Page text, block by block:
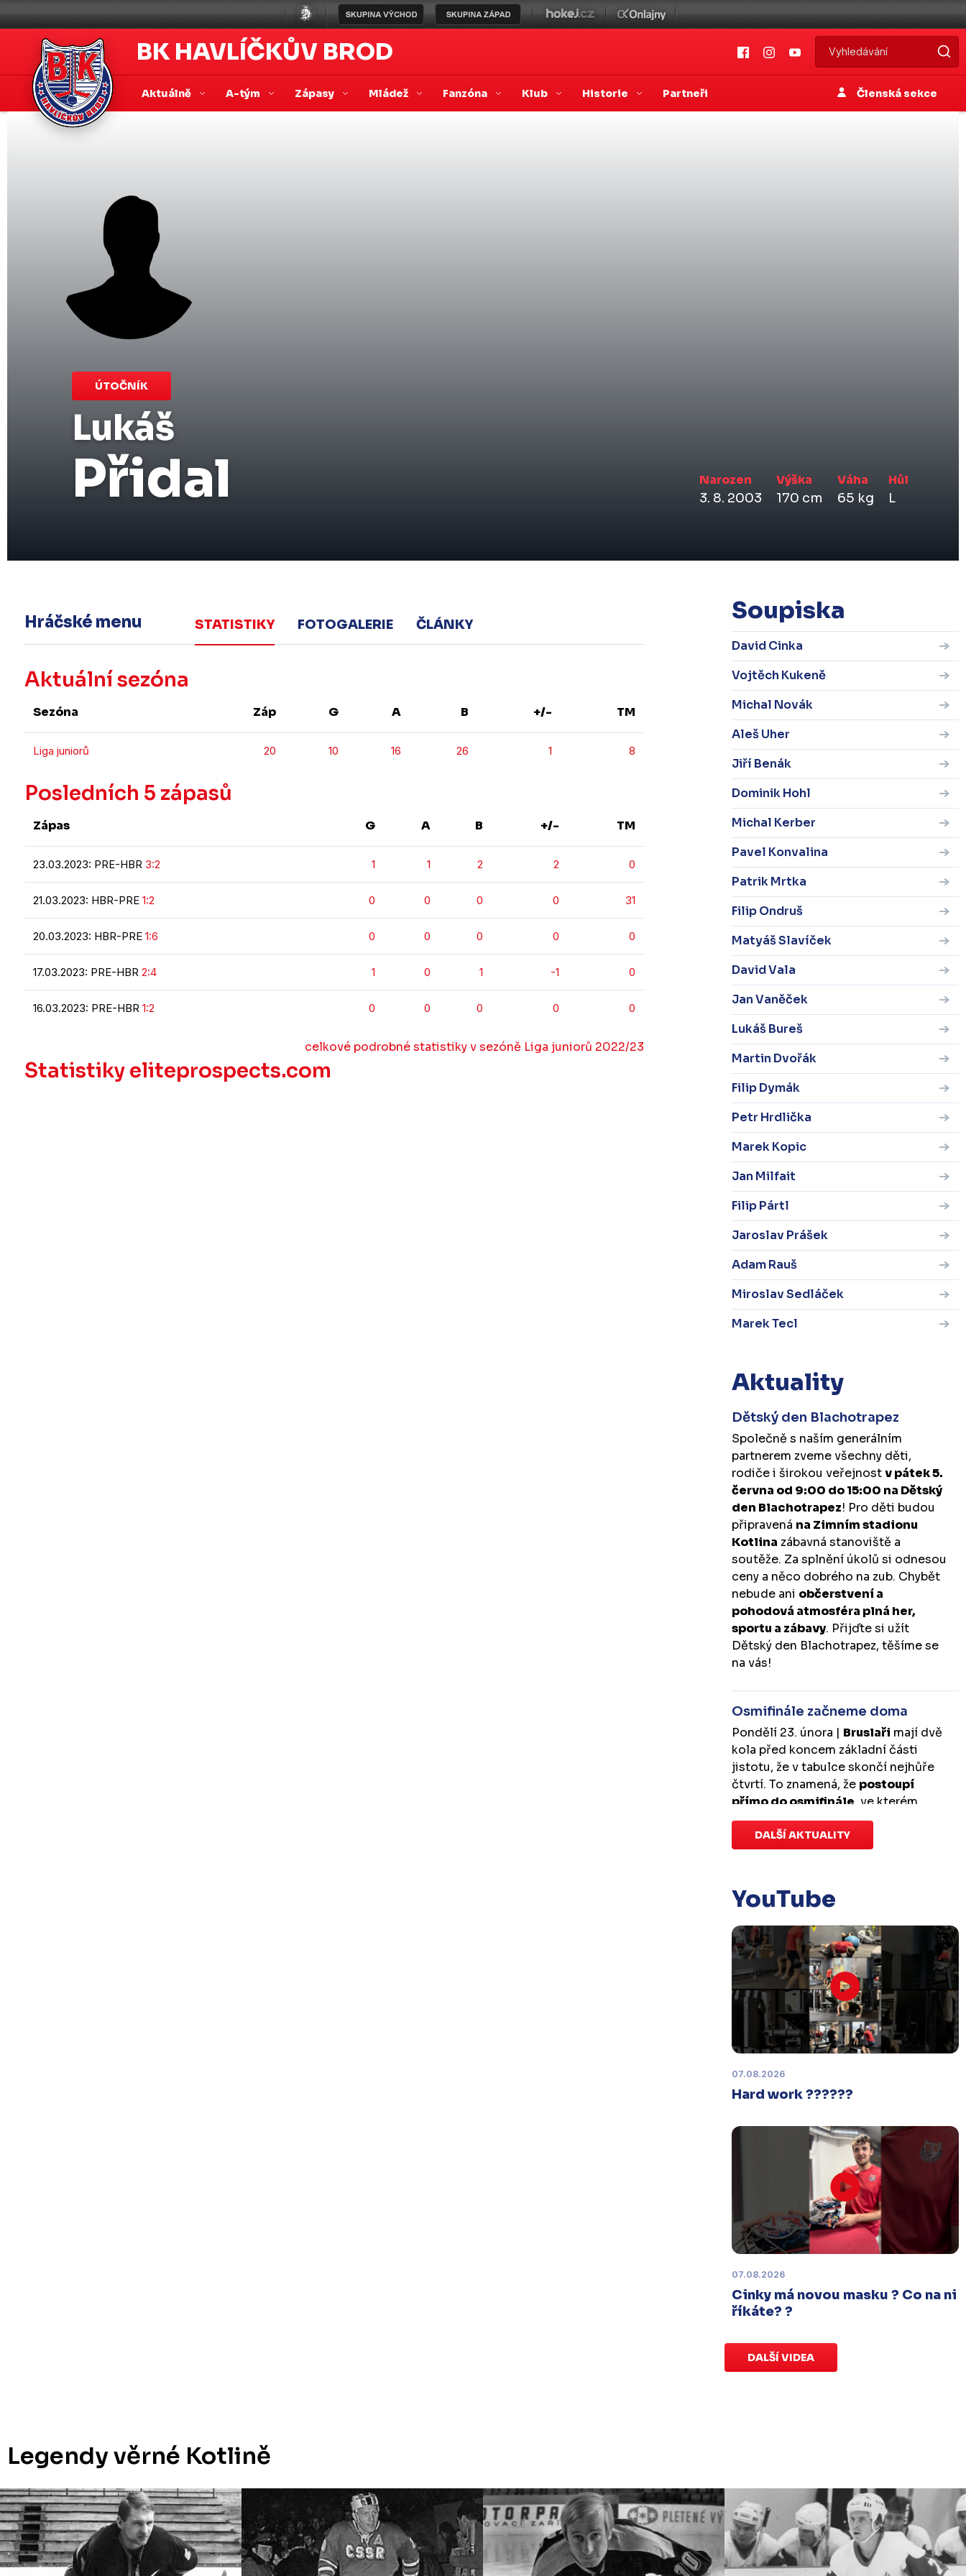
BK HAVLÍČKŮV BROD
Aktuálně A-tým Zápasy Mládež Fanzóna Klub Historie Partneři Členská sekce
ÚTOČNÍK
Lukáš
Přidal Narozen
3. 8. 2003
Výška
170 cm
Váha
65 kg
Hůl
L
Hráčské menu STATISTIKY FOTOGALERIE ČLÁNKY
Aktuální sezóna
Sezóna Záp G A B +/- TM
Liga juniorů 20 10 16 26 1 8
Posledních 5 zápasů
Zápas G A B +/- TM
23.03.2023: PRE-HBR 3:2 1 1 2 2 0
21.03.2023: HBR-PRE 1:2 0 0 0 0 31
20.03.2023: HBR-PRE 1:6 0 0 0 0 0
17.03.2023: PRE-HBR 2:4 1 0 1 -1 0
16.03.2023: PRE-HBR 1:2 0 0 0 0 0
celkové podrobné statistiky v sezóně Liga juniorů 2022/23
Statistiky eliteprospects.com
Soupiska
David Cinka
Vojtěch Kukeně
Michal Novák
Aleš Uher
Jiří Benák
Dominik Hohl
Michal Kerber
Pavel Konvalina
Patrik Mrtka
Filip Ondruš
Matyáš Slavíček
David Vala
Jan Vaněček
Lukáš Bureš
Martin Dvořák
Filip Dymák
Petr Hrdlička
Marek Kopic
Jan Milfait
Filip Pártl
Jaroslav Prášek
Adam Rauš
Miroslav Sedláček
Marek Tecl
Aktuality
Dětský den Blachotrapez
Společně s naším generálním
partnerem zveme všechny děti,
rodiče i širokou veřejnostv pátek 5.
června od 9:00 do 15:00 na Dětský
den Blachotrapez! Pro děti budou
připravená na Zimním stadionu
Kotlina zábavná stanoviště a
soutěže. Za splnění úkolů si odnesou
ceny a něco dobrého na zub. Chybět
nebude ani občerstvení a
pohodová atmosféra plná her,
sportu a zábavy. Přijďte si užít
Dětský den Blachotrapez, těšíme se
na vás!
Osmifinále začneme doma
Pondělí 23. února | Bruslaři mají dvě
kola před koncem základní části
jistotu, že v tabulce skončí nejhůře
čtvrtí. To znamená, že postoupí
přímo do osmifinále , ve kterém
budou mítvýhodu domácího
prostředí.První zápas se v Kotlině
odehraje v úterý 10. března od
17:00
. Případný pátý rozhodující
duel by se hrál v Kotlině ve středu 18.
března od 18:00.
Zápas dorostu je odložen
Čtvrtek 29. ledna |Utkání dorostu v
Šumperku,které se mělo odehrát v
pátek 30. ledna ve 14:15,je
odloženo!Odehraje se v náhradním
Úterý 27. ledna |Utkání 32. kola v
, které se mělo původně
odehrát 31. ledna, bylo z důvodu
marodky Králů
odloženo. Kluby se
domluvily na náhradním termínu,
Bruslaři se s Pískem utkají venku
pondělí 16. února od 18:00 .
Charitativní aukce
Sobota 3. ledna | Vydražte si na
na pomoc předčasně narozeným
dětem.Charitativní aukce
proti Ústí nad Labem, které se mělo
původně odehrát 15. listopadu, bylo z
důvodu marodky Slovanuodloženo
Kluby se domluvily na náhradním
termínu, Bruslaři se s Ústím nad
DALŠÍ AKTUALITY
YouTube
07.08.2026
Hard work ??????
07.08.2026
Cinky má novou masku ? Co na ni
říkáte? ?
DALŠÍ VIDEA
Legendy věrné Kotlině